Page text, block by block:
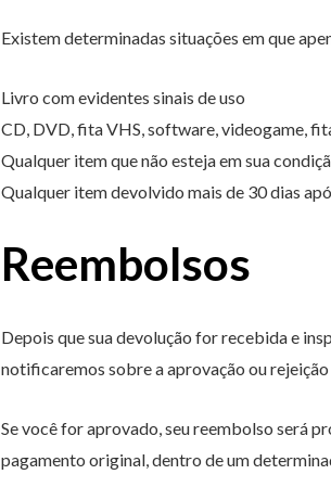
Existem determinadas situações em que
Livro com evidentes sinais de uso
CD, DVD, fita VHS, software, videogame,
Qualquer item que não esteja em sua
Qualquer item devolvido mais de 30 dias
Reembolsos
Depois que sua devolução for recebida e
notificaremos sobre a aprovação ou
Se você for aprovado, seu reembolso será
pagamento original, dentro de um